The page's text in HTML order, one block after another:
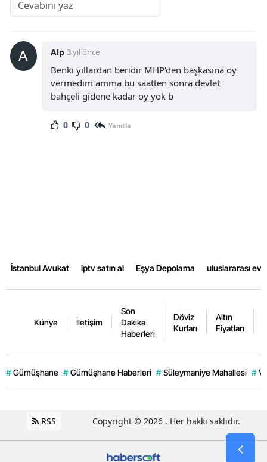
Alp 3 yıl önce
Benki yıllardan beridir MHP'den başkasına oy
vermedim amma bu saatten sonra devlet
bahçeli gidene kadar oy yok b
0 0 Yanıtla
İstanbul Avukat iptv satın al Eşya Depolama uluslararası
Künye İletişim
Son
Dakika
Haberleri
Döviz
Kurları
Altın
Fiyatları
# Gümüşhane # Gümüşhane Haberleri # Süleymaniye Mahallesi #
RSS Copyright © 2026 . Her hakkı saklıdır.